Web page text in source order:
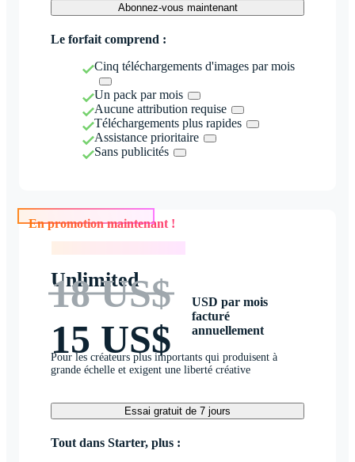
Abonnez-vous maintenant
Le forfait comprend :
Cinq téléchargements d'images par mois
Un pack par mois
Aucune attribution requise
Téléchargements plus rapides
Assistance prioritaire
Sans publicités
En promotion maintenant !
Unlimited
18 US$
15 US$
USD par mois
facturé
annuellement
Pour les créateurs plus importants qui produisent à
grande échelle et exigent une liberté créative
Essai gratuit de 7 jours
Tout dans Starter, plus :